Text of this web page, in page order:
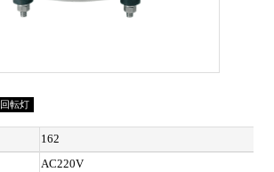
回転灯
162
AC220V